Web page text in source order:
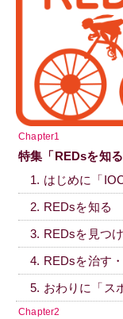
Chapter1
特集「REDsを知
1. はじめに「
2. REDsを知る
3. REDsを見つ
4. REDsを治す
5. おわりに「ス
Chapter2